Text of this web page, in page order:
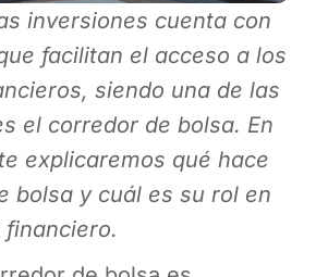
inversiones cuenta con
facilitan el acceso a los
siendo una de las
el corredor de bolsa. En
explicaremos qué hace
bolsa y cuál es su rol en